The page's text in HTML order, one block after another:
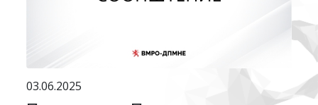
03.06.2025